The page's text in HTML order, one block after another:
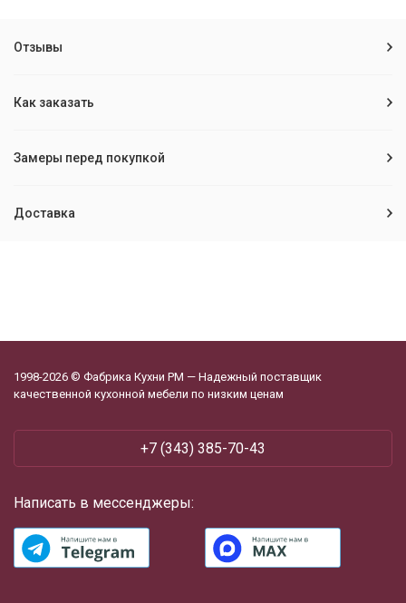
Отзывы
Как заказать
Замеры перед покупкой
Доставка
1998-2026 © Фабрика Кухни РМ — Надежный поставщик
качественной кухонной мебели по низким ценам
+7 (343) 385-70-43
Написать в мессенджеры: